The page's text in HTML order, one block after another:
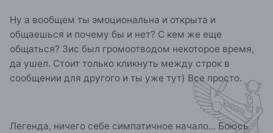
Ну а вообщем ты эмоциональна и открыта и
общаешься и почему бы и нет? С кем же еще
общаться? Зис был громоотводом некоторое время,
да ушел. Стоит только кликнуть между строк в
сообщении для другого и ты уже тут) Все просто.
Легенда, ничего себе симпатичное начало... Боюсь